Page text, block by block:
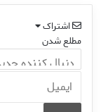
اشتراک
مطلع شدن